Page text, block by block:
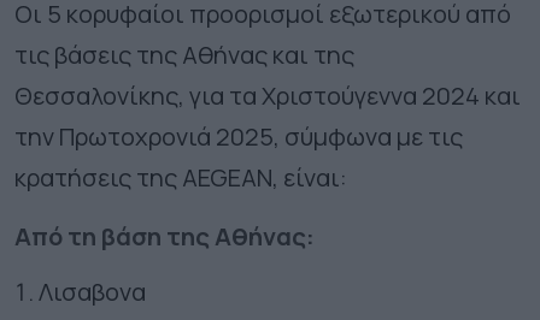
Οι 5 κορυφαίοι προορισμοί εξωτερικού από
τις βάσεις της Αθήνας και της
Θεσσαλονίκης, για τα Χριστούγεννα 2024 και
την Πρωτοχρονιά 2025, σύμφωνα με τις
κρατήσεις της AEGEAN, είναι:
Από τη βάση της Αθήνας:
Λισαβονα